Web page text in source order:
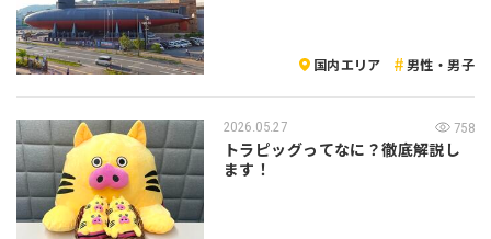
国内エリア 男性・男子
2026.05.27 758
トラピッグってなに？徹底解説し
ます！